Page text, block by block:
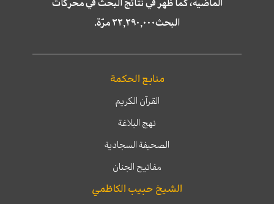
الماضية، كما ظهر في نتائج البحث في محركات
البحث٢٢,٢٩٠,٠٠٠ مرّة.
منابع الحكمة
القرآن الكريم
نهج البلاغة
الصحيفة السجادية
مفاتيح الجنان
الشيخ حبيب الكاظمي